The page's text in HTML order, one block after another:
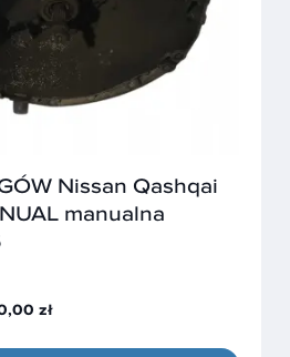
Nissan Qashqai
manualna
zł